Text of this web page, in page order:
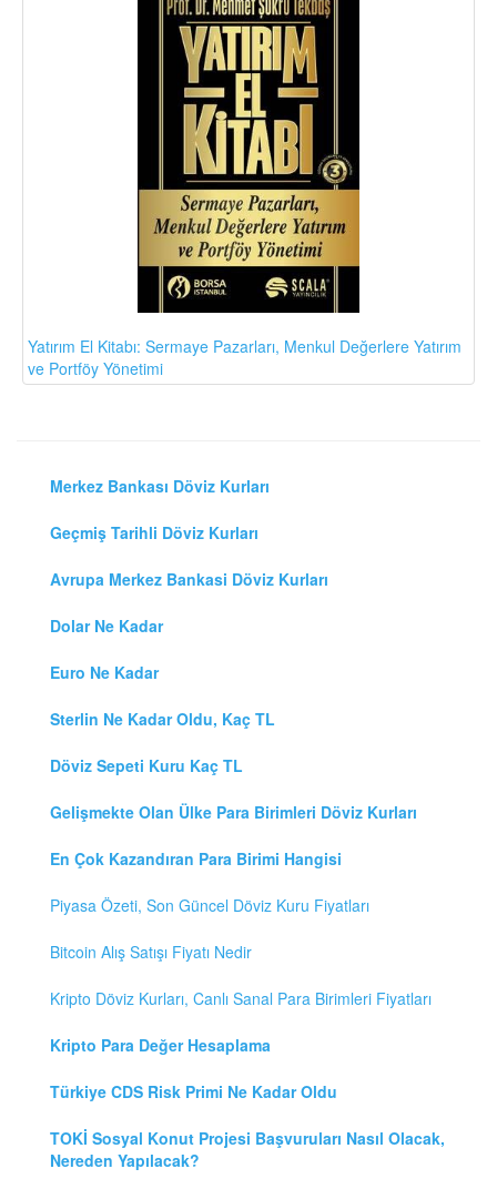
Yatırım El Kitabı: Sermaye Pazarları, Menkul Değerlere Yatırım
ve Portföy Yönetimi
Merkez Bankası Döviz Kurları
Geçmiş Tarihli Döviz Kurları
Avrupa Merkez Bankasi Döviz Kurları
Dolar Ne Kadar
Euro Ne Kadar
Sterlin Ne Kadar Oldu, Kaç TL
Döviz Sepeti Kuru Kaç TL
Gelişmekte Olan Ülke Para Birimleri Döviz Kurları
En Çok Kazandıran Para Birimi Hangisi
Piyasa Özeti, Son Güncel Döviz Kuru Fiyatları
Bitcoin Alış Satışı Fiyatı Nedir
Kripto Döviz Kurları, Canlı Sanal Para Birimleri Fiyatları
Kripto Para Değer Hesaplama
Türkiye CDS Risk Primi Ne Kadar Oldu
TOKİ Sosyal Konut Projesi Başvuruları Nasıl Olacak,
Nereden Yapılacak?